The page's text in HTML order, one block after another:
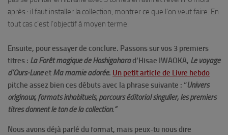
après : il faut installer la collection, montrer ce que l’on veut faire. En
tout cas c’est l’objectif à moyen terme.
Ensuite, pour essayer de conclure. Passons sur vos 3 premiers
titres : La Forêt magique de Hoshigaharad’Hisae IWAOKA, Le voyage
d’Ours-Luneet Ma mamie adorée. Un petit article de Livre hebdo
pitche assez bien ces débuts avec la phrase suivante : “Univers
originaux, formats inhabituels, parcours éditorial singulier, les premiers
titres donnent le ton de la collection.”
Nous avons déjà parlé du format, mais peux-tu nous dire